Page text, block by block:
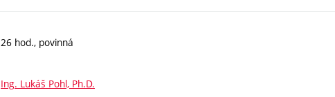
26 hod., povinná
Ing. Lukáš Pohl, Ph.D.